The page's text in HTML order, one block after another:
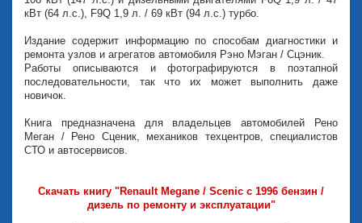
кВт (64 л.с.), F9Q 1,9 л. / 69 кВт (94 л.с.) турбо.
Издание содержит информацию по способам диагностики и
ремонта узлов и агрегатов автомобиля Рэно Мэган / Сцэник.
Работы описываются и фотографируются в поэтапной
последовательности, так что их может выполнить даже
новичок.
Книга предназначена для владельцев автомобилей Рено
Меган / Рено Сценик, механиков техцентров, специалистов
СТО и автосервисов.
Скачать книгу "Renault Megane / Scenic с 1996 бензин /
дизель по ремонту и эксплуатации"